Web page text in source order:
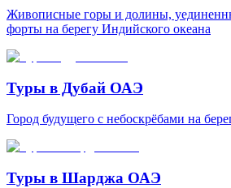
Живописные горы и долины,
форты на берегу Индийского океана
Туры в Дубай ОАЭ
Город будущего с небоскрёбами на
Туры в Шарджа ОАЭ